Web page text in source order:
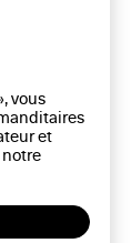
vous
et